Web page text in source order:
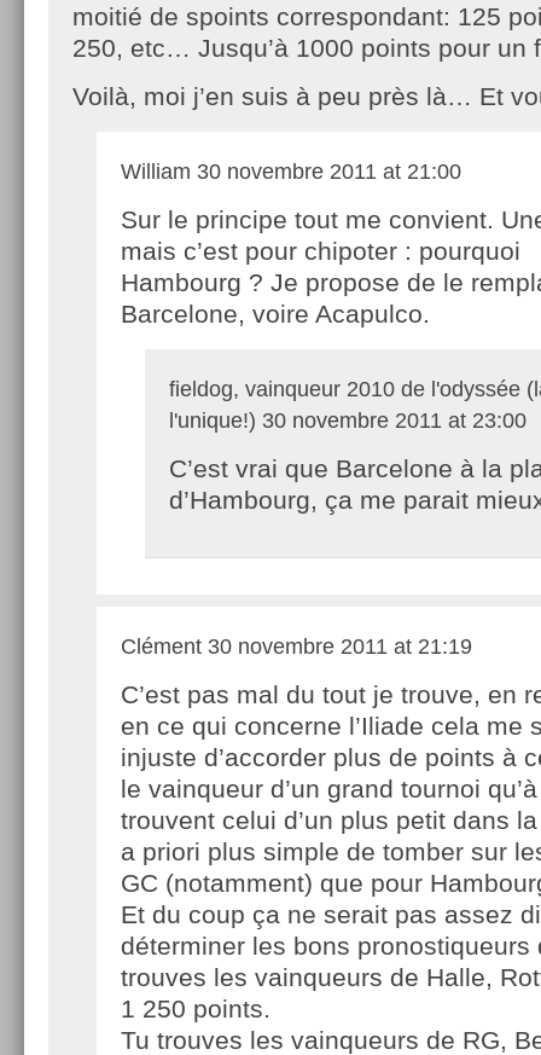
moitié de spoints correspondant: 125
250, etc… Jusqu’à 1000 points pour un
Voilà, moi j’en suis à peu près là… Et
William 30 novembre 2011 at 21:00
Sur le principe tout me convient.
mais c’est pour chipoter : pourquoi
Hambourg ? Je propose de le
Barcelone, voire Acapulco.
fieldog, vainqueur 2010 de l'odyssée
l'unique!) 30 novembre 2011 at 23:00
C’est vrai que Barcelone à la
d’Hambourg, ça me parait
Clément 30 novembre 2011 at 21:19
C’est pas mal du tout je trouve, en
en ce qui concerne l’Iliade cela me
injuste d’accorder plus de points à
le vainqueur d’un grand tournoi
trouvent celui d’un plus petit dans
a priori plus simple de tomber sur
GC (notamment) que pour
Et du coup ça ne serait pas assez
déterminer les bons pronostiqueurs
trouves les vainqueurs de Halle,
1 250 points.
Tu trouves les vainqueurs de RG,